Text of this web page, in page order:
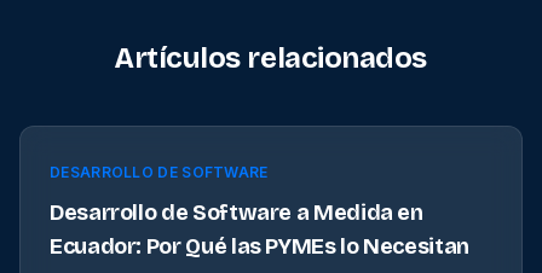
Artículos relacionados
DESARROLLO DE SOFTWARE
Desarrollo de Software a Medida en
Ecuador: Por Qué las PYMEs lo Necesitan